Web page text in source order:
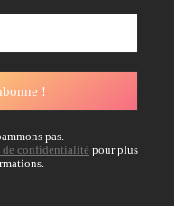
pas.
confidentialité pour plus